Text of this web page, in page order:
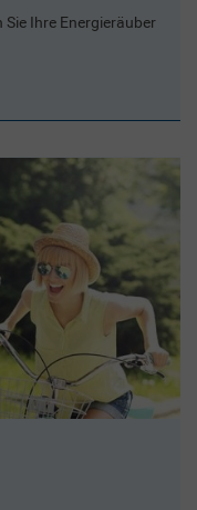
Ihre Energieräuber